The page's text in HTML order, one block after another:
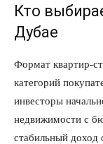
Кто
Дубае
Формат квартир-
категорий
инвесторы
недвижимости с
стабильный доход